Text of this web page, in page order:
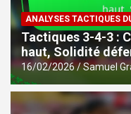
ANALYSES TACTIQUES
Tactiques 3-4-3 :
haut, Solidité
16/02/2026 Samuel